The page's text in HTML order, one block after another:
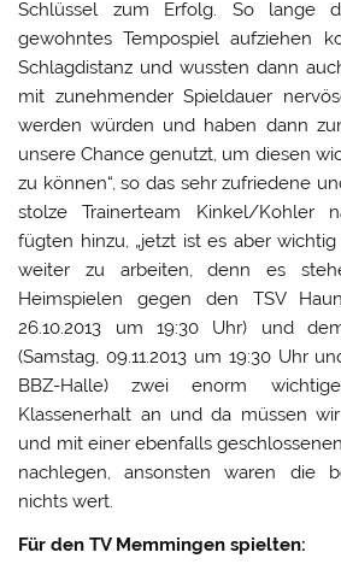
Schlüssel zum Erfolg. So lange
gewohntes Tempospiel aufziehen
Schlagdistanz und wussten dann
mit zunehmender Spieldauer
werden würden und haben dann
unsere Chance genutzt, um diesen
zu können“, so das sehr zufriedene
stolze Trainerteam Kinkel/Kohler
fügten hinzu, „jetzt ist es aber
weiter zu arbeiten, denn es
Heimspielen gegen den TSV
26.10.2013 um 19:30 Uhr) und
(Samstag, 09.11.2013 um 19:30 Uhr
BBZ-Halle) zwei enorm
Klassenerhalt an und da müssen
und mit einer ebenfalls
nachlegen, ansonsten waren die
nichts wert.
Für den TV Memmingen spielten: